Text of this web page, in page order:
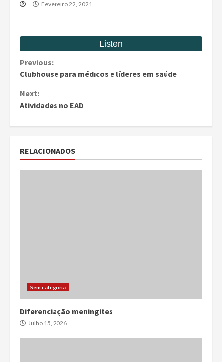
Fevereiro 22, 2021
Continue
Reading
Previous:
Clubhouse para médicos e líderes em saúde
Next:
Atividades no EAD
RELACIONADOS
Sem categoria
Diferenciação meningites
Julho 15, 2026